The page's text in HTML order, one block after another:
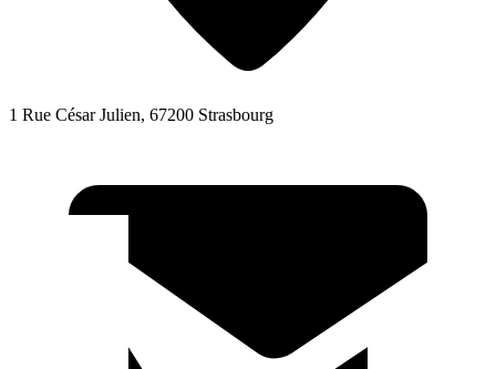
1 Rue César Julien, 67200 Strasbourg